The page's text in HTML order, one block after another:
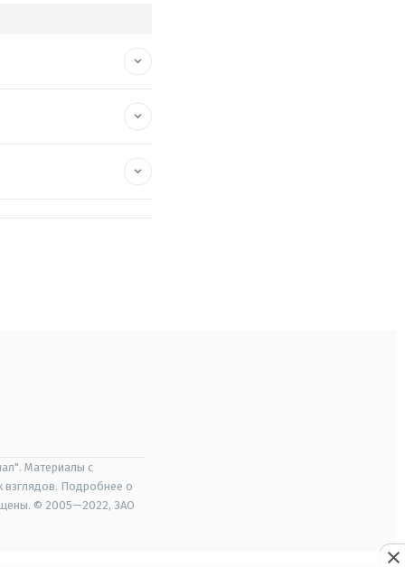
Материалы с
взглядов. Подробнее о
© 2005—2022, ЗАО